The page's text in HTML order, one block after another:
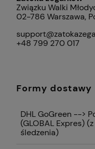
Związku Walki
02-786 Warszawa,
+48 799 270 017
Formy dostawy
Cena nie zawiera
DHL GoGreen -->
(GLOBAL Expres)
śledzenia)